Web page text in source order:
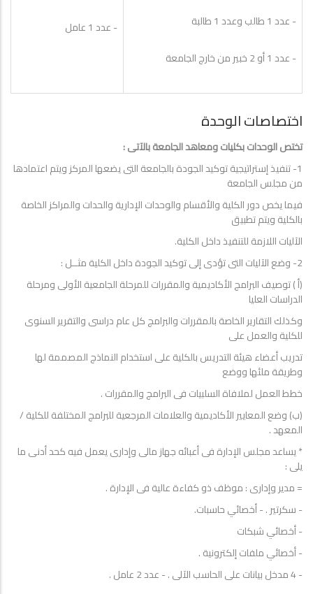
- عدد 1 طالب وعدد 1 طالبة
- عدد 1 أو 2 خبير من خارج الجامعة
- عدد 1 عامل
اختصاصات الوحدة
تختص الوحدات بكليات ومعاهد الجامعة بالآتى :
1- تنفيذ إستراتيجية توكيد الجودة بالجامعة التى يضعها المركز ويتم اعتمادها
من مجلس الجامعة
فيما يخص دور الكلية والأقسام والوحدات الإدارية والحدات والمراكز الخاصة
بالكلية ويتم تطبيق
الآليات اللازمة للتنفيذ داخل الكلية.
2- وضع الآليات التى تؤدى إلى توكيد الجودة داخل الكلية مثــل :
(أ ) توصيف البرامج الأكاديمية والمقررات للمرحلة الجامعية الأولى ومرحلة
الدراسات العليا
وكذلك التقارير الخاصة بالمقررات والبرامج كل عام دراسى والتقرير السنوى
للكلية والعمل على
تدريب أعضاء هيئة التدريس بالكلية على استخدام النماذج المصممة لها
وطريقة ملئها ووضع
خطط العمل لملافاة السلبيات فى البرامج والمقررات .
(ب) وضع المعايير الأكاديمية والعلامات المرجعية للبرامج المختلفة للكلية /
المعهد .
* يساعد مجلس الإدارة فى أعبائه جهاز مالى وإدارى يعمل فيه كحد أدنى ما
يلى :
= مدير وإدارى : موظف ذو كفاءة عالية فى الإدارة .
- سكرتير . - أخصائي حاسبات.
- أخصائي شبكات
- أخصائي ملفات إلكترونية .
- 4 مدخل بيانات على الحاسب الآلى . - عدد 2 عامل .